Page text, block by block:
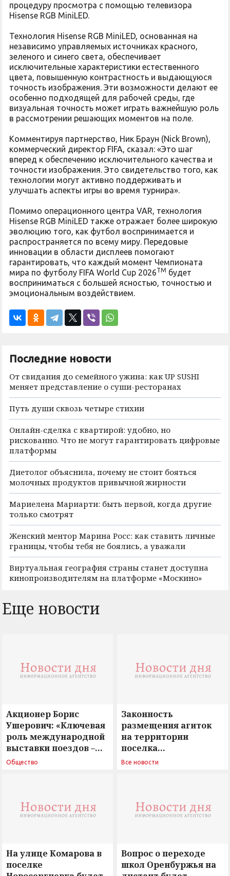
процедуру просмотра с помощью телевизора
Hisense RGB MiniLED.
Технология Hisense RGB MiniLED, основанная на
независимо управляемых источниках красного,
зеленого и синего света, обеспечивает
исключительные характеристики естественного
цвета, повышенную контрастность и выдающуюся
точность изображения. Эти возможности делают ее
особенно подходящей для рабочей среды, где
визуальная точность может играть важнейшую роль
в рассмотрении решающих моментов на поле.
Комментируя партнерство, Ник Браун (Nick Brown),
коммерческий директор FIFA, сказал: «Это шаг
вперед к обеспечению исключительного качества и
точности изображения. Это свидетельство того, как
технологии могут активно поддерживать и
улучшать аспекты игры во время турнира».
Помимо операционного центра VAR, технология
Hisense RGB MiniLED также отражает более широкую
эволюцию того, как футбол воспринимается и
распространяется по всему миру. Передовые
инновации в области дисплеев помогают
гарантировать, что каждый момент Чемпионата
мира по футболу FIFA World Cup 2026TM будет
восприниматься с большей ясностью, точностью и
эмоциональным воздействием.
Последние новости
От свидания до семейного ужина: как UP SUSHI
меняет представление о суши-ресторанах
Путь души сквозь четыре стихии
Онлайн-сделка с квартирой: удобно, но
рискованно. Что не могут гарантировать цифровые
платформы
Диетолог объяснила, почему не стоит бояться
молочных продуктов привычной жирности
Мариелена Мариарти: быть первой, когда другие
только смотрят
Женский ментор Марина Росс: как ставить личные
границы, чтобы тебя не боялись, а уважали
Виртуальная география страны станет доступна
кинопроизводителям на платформе «Москино»
Еще новости
Акционер Борис
Ушерович: «Ключевая
роль международной
выставки поездов –
поиск ответов на
Общество
Законность
размещения агиток
на территории
поселка
Новосергиевка
Все новости
На улице Комарова в
поселке
Вопрос о переходе
школ Оренбуржья на